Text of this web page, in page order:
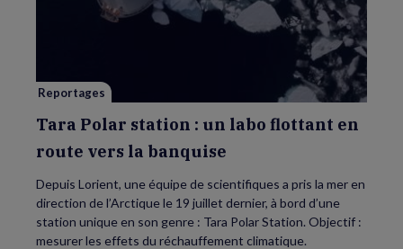
station
:
la
banquise
Reportages
Tara Polar station : un labo flottant en
route vers la banquise
Depuis Lorient, une équipe de scientifiques a pris la mer en
direction de l’Arctique le 19 juillet dernier, à bord d’une
station unique en son genre : Tara Polar Station. Objectif :
mesurer les effets du réchauffement climatique.